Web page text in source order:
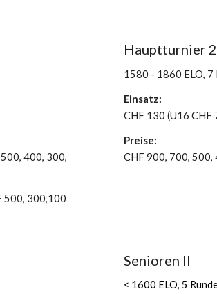
400, 300,
500, 300,100
Hauptturnier
1580 - 1860 ELO, 7
Einsatz:
CHF 130 (U16 CHF
Preise:
CHF 900, 700,
Senioren II
< 1600 ELO, 5